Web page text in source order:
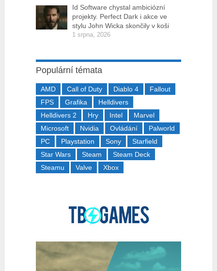
Id Software chystal ambiciózní
projekty. Perfect Dark i akce ve
stylu John Wicka skončily v koši
1 srpna, 2026
Populární témata
AMD Call of Duty Diablo 4
Fallout
FPS
Grafika
Helldivers
Helldivers 2
Hry Intel
Marvel
Microsoft
Nvidia Ovládání
Palworld
PC
Playstation Sony
Starfield
Star Wars
Steam
Steam Deck
Steamu
Valve Xbox